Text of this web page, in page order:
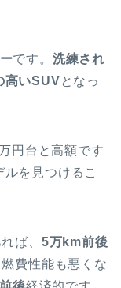
です。 洗練され
高いSUV となっ
円台と高額です
を見つけるこ
ば、 5万km前後
費性能も悪くな